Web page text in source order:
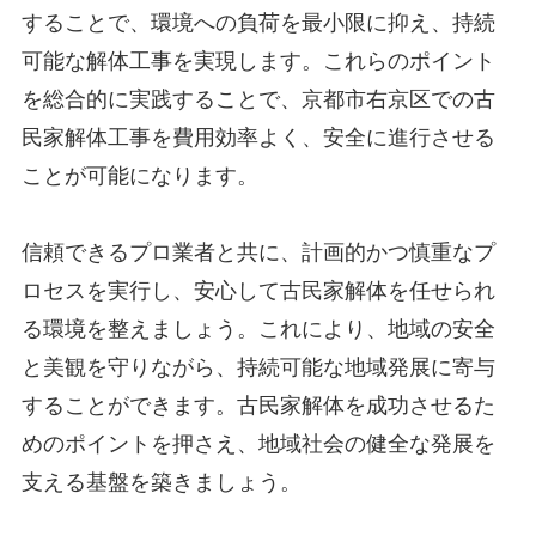
することで、環境への負荷を最小限に抑え、持続
可能な解体工事を実現します。これらのポイント
を総合的に実践することで、京都市右京区での古
民家解体工事を費用効率よく、安全に進行させる
ことが可能になります。
信頼できるプロ業者と共に、計画的かつ慎重なプ
ロセスを実行し、安心して古民家解体を任せられ
る環境を整えましょう。これにより、地域の安全
と美観を守りながら、持続可能な地域発展に寄与
することができます。古民家解体を成功させるた
めのポイントを押さえ、地域社会の健全な発展を
支える基盤を築きましょう。